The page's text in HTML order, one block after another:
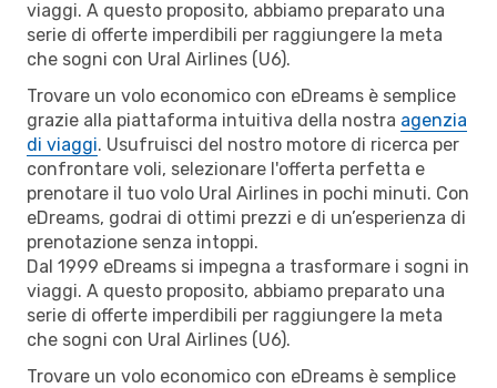
viaggi. A questo proposito, abbiamo preparato una
serie di offerte imperdibili per raggiungere la meta
che sogni con Ural Airlines (U6).
Trovare un volo economico con eDreams è semplice
grazie alla piattaforma intuitiva della nostra agenzia
di viaggi. Usufruisci del nostro motore di ricerca per
confrontare voli, selezionare l'offerta perfetta e
prenotare il tuo volo Ural Airlines in pochi minuti. Con
eDreams, godrai di ottimi prezzi e di un’esperienza di
prenotazione senza intoppi.
Dal 1999 eDreams si impegna a trasformare i sogni in
viaggi. A questo proposito, abbiamo preparato una
serie di offerte imperdibili per raggiungere la meta
che sogni con Ural Airlines (U6).
Trovare un volo economico con eDreams è semplice